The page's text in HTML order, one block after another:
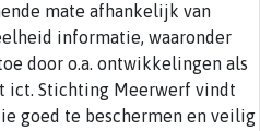
mate afhankelijk van
informatie, waaronder
door o.a. ontwikkelingen als
ict. Stichting Meerwerf vindt
goed te beschermen en veilig